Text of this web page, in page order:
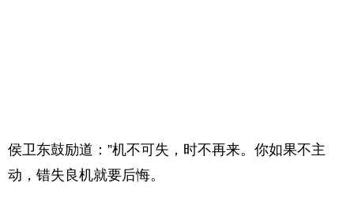
侯卫东鼓励道：”机不可失，时不再来。你如果不主
动，错失良机就要后悔。